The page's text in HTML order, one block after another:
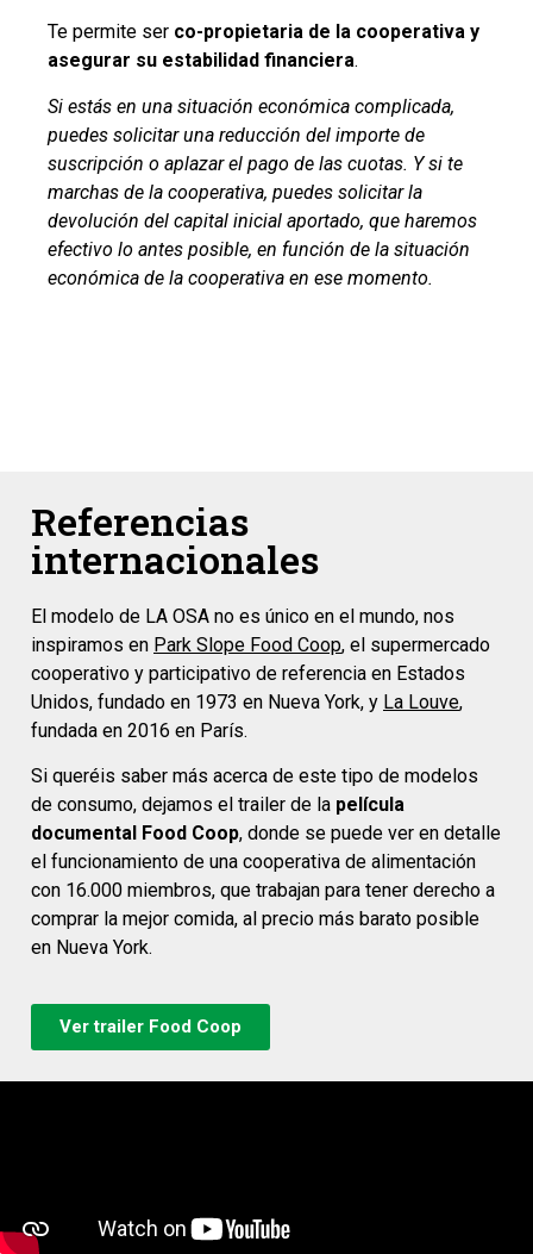
Te permite ser co-propietaria de la cooperativa y
asegurar su estabilidad financiera.
Si estás en una situación económica complicada,
puedes solicitar una reducción del importe de
suscripción o aplazar el pago de las cuotas. Y si te
marchas de la cooperativa, puedes solicitar la
devolución del capital inicial aportado, que haremos
efectivo lo antes posible, en función de la situación
económica de la cooperativa en ese momento.
Referencias
internacionales
El modelo de LA OSA no es único en el mundo, nos
inspiramos en Park Slope Food Coop, el supermercado
cooperativo y participativo de referencia en Estados
Unidos, fundado en 1973 en Nueva York, y La Louve,
fundada en 2016 en París.
Si queréis saber más acerca de este tipo de modelos
de consumo, dejamos el trailer de la película
documental Food Coop, donde se puede ver en detalle
el funcionamiento de una cooperativa de alimentación
con 16.000 miembros, que trabajan para tener derecho a
comprar la mejor comida, al precio más barato posible
en Nueva York.
Ver trailer Food Coop